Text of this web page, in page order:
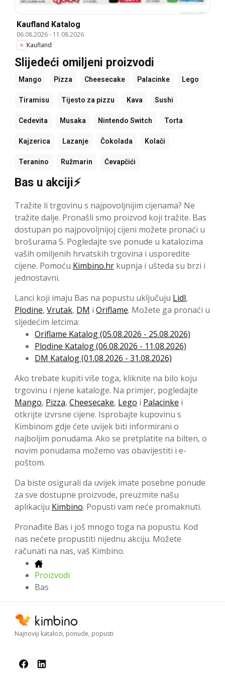
Kaufland Katalog
06.08.2026- 11.08.2026
Kaufland
Slijedeći omiljeni proizvodi
Mango Pizza Cheesecake Palacinke Lego
Tiramisu Tijesto za pizzu Kava Sushi
Cedevita Musaka Nintendo Switch Torta
Kajzerica Lazanje Čokolada Kolači
Teranino Ružmarin Ćevapčići
Bas u akciji⚡
Tražite li trgovinu s najpovoljnijim cijenama? Ne
tražite dalje. Pronašli smo proizvod koji tražite. Bas
dostupan po najpovoljnijoj cijeni možete pronaći u
brošurama 5. Pogledajte sve ponude u katalozima
vaših omiljenih hrvatskih trgovina i usporedite
cijene. Pomoću Kimbino.hr kupnja i ušteda su brzi i
jednostavni.
Lanci koji imaju Bas na popustu uključuju Lidl,
Plodine, Vrutak, DM i Oriflame. Možete ga pronaći u
sljedećim letcima:
Oriflame Katalog (05.08.2026 - 25.08.2026)
Plodine Katalog (06.08.2026 - 11.08.2026)
DM Katalog (01.08.2026 - 31.08.2026)
Ako trebate kupiti više toga, kliknite na bilo koju
trgovinu i njene kataloge. Na primjer, pogledajte
Mango, Pizza, Cheesecake, Lego i Palacinke i
otkrijte izvrsne cijene. Isprobajte kupovinu s
Kimbinom gdje ćete uvijek biti informirani o
najboljim ponudama. Ako se pretplatite na bilten, o
novim ponudama možemo vas obavijestiti i e-
poštom.
Da biste osigurali da uvijek imate posebne ponude
za sve dostupne proizvode, preuzmite našu
aplikaciju Kimbino. Popusti vam neće promaknuti.
Pronađite Bas i još mnogo toga na popustu. Kod
nas nećete propustiti nijednu akciju. Možete
računati na nas, vaš Kimbino.
Proizvodi
Bas
Najnoviji katalozi, ponude, popusti